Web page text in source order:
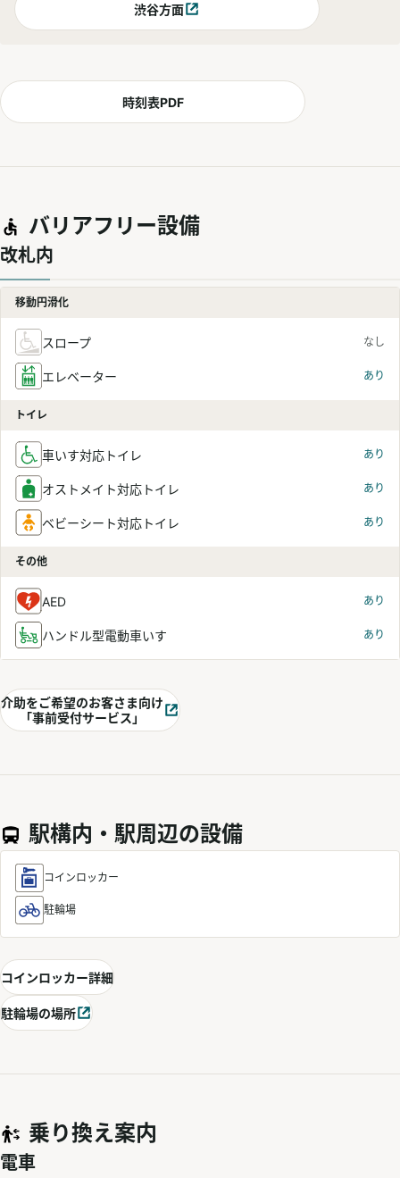
渋谷方面別ウィンドウで開く
時刻表PDF
バリアフリー設備
改札内
移動円滑化
スロープ なし
エレベーター あり
トイレ
車いす対応トイレ あり
オストメイト対応トイレ あり
ベビーシート対応トイレ あり
その他
AED あり
ハンドル型電動車いす あり
介助をご希望のお客さま向け
「事前受付サービス」別ウィンドウで開く
駅構内・駅周辺の設備
コインロッカー
駐輪場
コインロッカー詳細
駐輪場の場所別ウィンドウで開く
乗り換え案内
電車